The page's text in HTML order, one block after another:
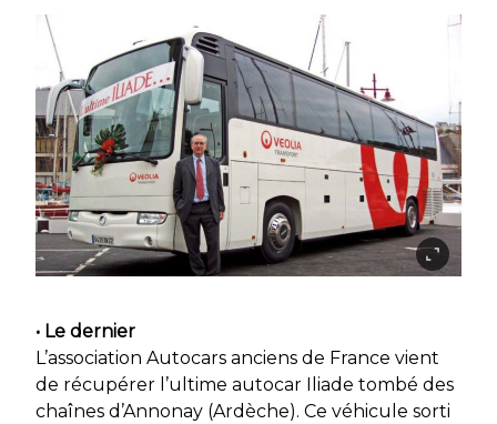
• Le dernier
L’association Autocars anciens de France vient
de récupérer l’ultime autocar Iliade tombé des
chaînes d’Annonay (Ardèche). Ce véhicule sorti